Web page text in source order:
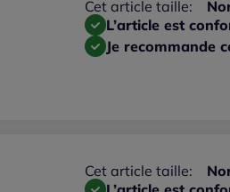
Cet article taille:
L’article est
Je recommande
Cet article taille: